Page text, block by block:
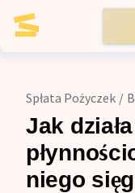
Opinie
Spłata Pożyczek /
i kiedy po niego
Jak
niego